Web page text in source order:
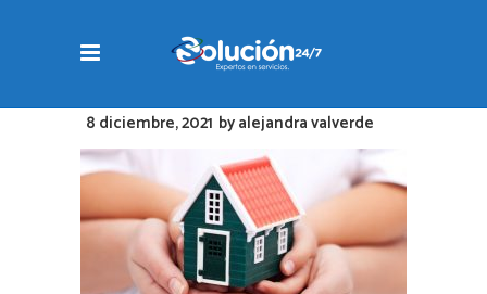
8 diciembre, 2021 byalejandra valverde